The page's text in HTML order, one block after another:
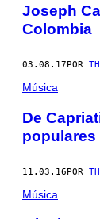
Joseph
Colombia
03.08.17 POR
Música
De
populares
11.03.16POR
Música